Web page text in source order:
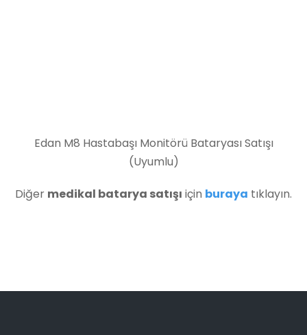
Edan M8 Hastabaşı Monitörü Bataryası Satışı
(Uyumlu)
Diğer medikal batarya satışı için buraya tıklayın.